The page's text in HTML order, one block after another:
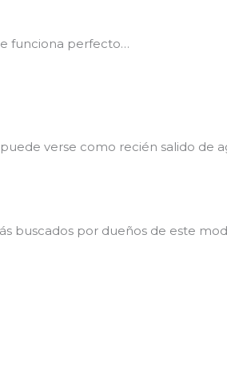
funciona perfecto…
verse como recién salido de
buscados por dueños de este